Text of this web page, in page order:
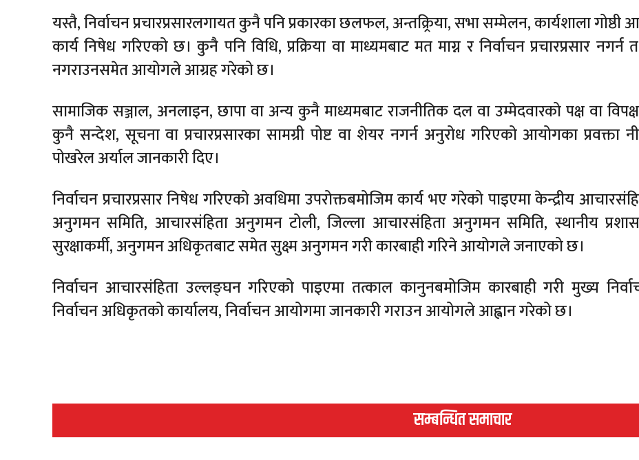
यस्तै, निर्वाचन प्रचारप्रसारलगायत कुनै पनि प्रकारका छलफल, अन्तक्र्रिया, सभा सम्मेलन, कार्यशाला गोष्ठी
कार्य निषेध गरिएको छ। कुनै पनि विधि, प्रक्रिया वा माध्यमबाट मत माग्न र निर्वाचन प्रचारप्रसार नगर्न
नगराउनसमेत आयोगले आग्रह गरेको छ।
सामाजिक सञ्जाल, अनलाइन, छापा वा अन्य कुनै माध्यमबाट राजनीतिक दल वा उम्मेदवारको पक्ष वा
कुनै सन्देश, सूचना वा प्रचारप्रसारका सामग्री पोष्ट वा शेयर नगर्न अनुरोध गरिएको आयोगका प्रवक्ता
पोखरेल अर्याल जानकारी दिए।
निर्वाचन प्रचारप्रसार निषेध गरिएको अवधिमा उपरोक्तबमोजिम कार्य भए गरेको पाइएमा केन्द्रीय
अनुगमन समिति, आचारसंहिता अनुगमन टोली, जिल्ला आचारसंहिता अनुगमन समिति, स्थानीय
सुरक्षाकर्मी, अनुगमन अधिकृतबाट समेत सुक्ष्म अनुगमन गरी कारबाही गरिने आयोगले जनाएको छ।
निर्वाचन आचारसंहिता उल्लङ्घन गरिएको पाइएमा तत्काल कानुनबमोजिम कारबाही गरी मुख्य
निर्वाचन अधिकृतको कार्यालय, निर्वाचन आयोगमा जानकारी गराउन आयोगले आह्वान गरेको छ।
सम्बन्धित समाचार